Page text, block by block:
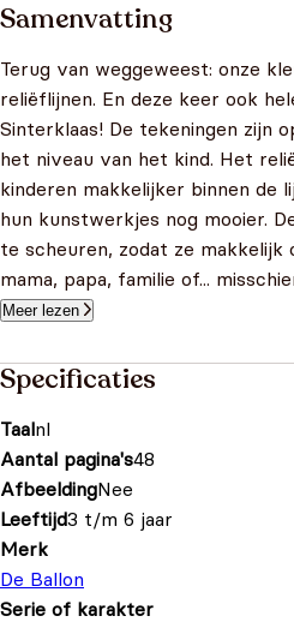
Samenvatting
Terug van weggeweest: onze
reliëflijnen. En deze keer ook
Sinterklaas! De tekeningen zijn
het niveau van het kind. Het
kinderen makkelijker binnen de
hun kunstwerkjes nog mooier.
te scheuren, zodat ze makkelijk
mama, papa, familie of...
Meer lezen
Specificaties
Taalnl
Aantal pagina's48
AfbeeldingNee
Leeftijd3 t/m 6 jaar
Merk
De Ballon
Serie of karakter